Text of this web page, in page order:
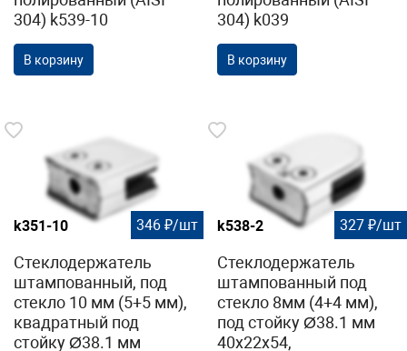
304) k539-10
В корзину
304) k039
В корзину
k351-10 346 ₽/шт
Стеклодержатель
штампованный, под
стекло 10 мм (5+5 мм),
квадратный под
стойку Ø38.1 мм
k538-2 327 ₽/шт
Стеклодержатель
штампованный под
стекло 8мм (4+4 мм),
под стойку Ø38.1 мм
40х22х54,